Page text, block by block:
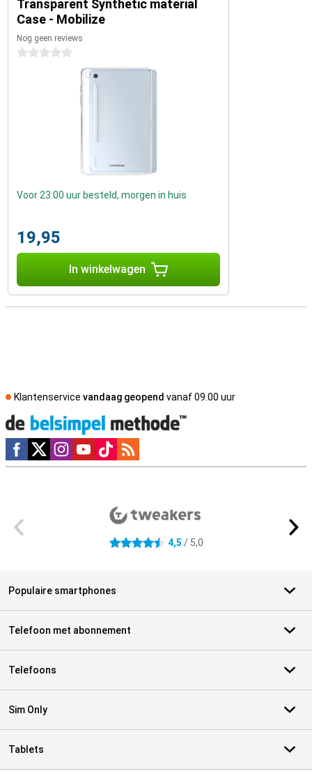
Transparent Synthetic material
Case - Mobilize
Nog geen reviews
0 sterren
Voor 23:00 uur besteld, morgen in huis
19,95
In winkelwagen
Klantenservice vandaag geopend vanaf 09.00 uur
Social media
4.5 sterren 4,5 / 5,0
Populaire smartphones
Telefoon met abonnement
Telefoons
Sim Only
Tablets